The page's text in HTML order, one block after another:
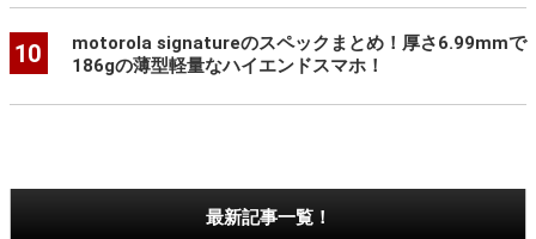
10
motorola signatureのスペックまとめ！厚さ6.99mmで
186gの薄型軽量なハイエンドスマホ！
最新記事一覧！